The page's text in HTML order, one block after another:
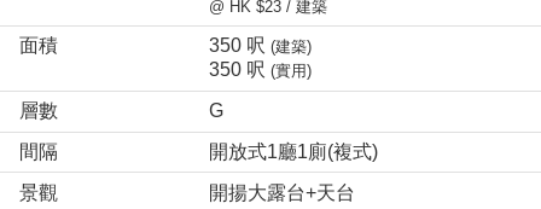
@ HK $23 / 建築
面積 350 呎 (建築)
350 呎 (實用)
層數
G
間隔
開放式1廳1廁(複式)
景觀
開揚大露台+天台